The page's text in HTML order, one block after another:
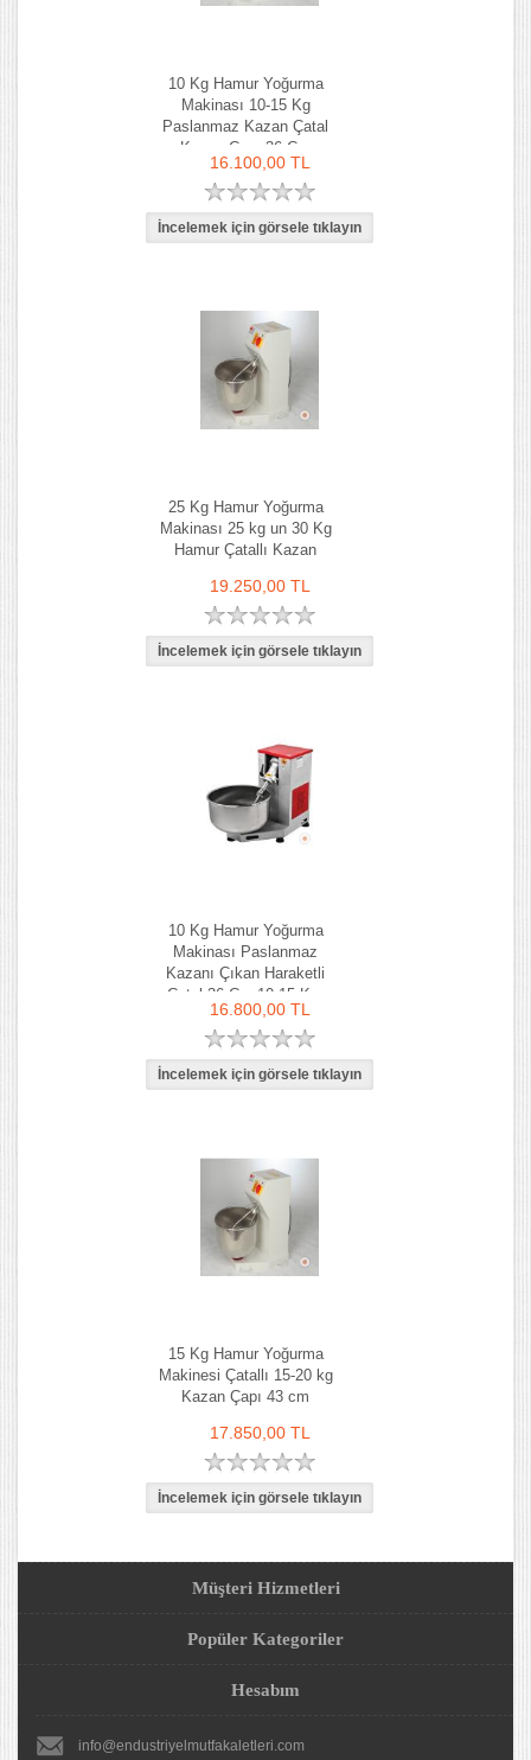
10 Kg Hamur Yoğurma
Makinası 10-15 Kg
Paslanmaz Kazan Çatal
Kazan Çapı 36 Cm
16.100,00 TL
25 Kg Hamur Yoğurma
Makinası 25 kg un 30 Kg
Hamur Çatallı Kazan
19.250,00 TL
10 Kg Hamur Yoğurma
Makinası Paslanmaz
Kazanı Çıkan Haraketli
Çatal 36 Cm 10-15 Kg-
Ozay Makina
16.800,00 TL
15 Kg Hamur Yoğurma
Makinesi Çatallı 15-20 kg
Kazan Çapı 43 cm
17.850,00 TL
Müşteri Hizmetleri
Popüler Kategoriler
Hesabım
info@endustriyelmutfakaletleri.com